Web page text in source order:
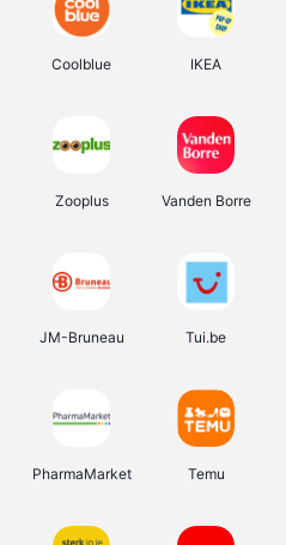
Coolblue IKEA
Zooplus Vanden Borre
JM-Bruneau Tui.be
PharmaMarket Temu